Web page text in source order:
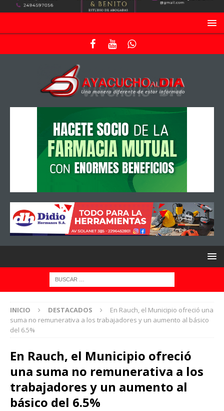
INICIO DESTACADOS
En Rauch, el Municipio ofreció una
suma no remunerativa a los trabajadores y un aumento al básico
del 6.5%
En Rauch, el Municipio ofreció
una suma no remunerativa a los
trabajadores y un aumento al
básico del 6.5%